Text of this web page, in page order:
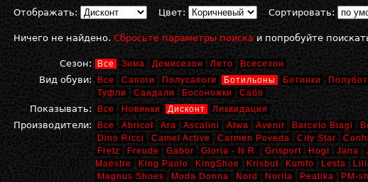
Отображать: Цвет: Сортировать:
Ничего не найдено. Сбросьте параметры поиска и попробуйте
Сезон: Все Зима Демисезон Лето Всесезон
Вид обуви: Все Сапоги Полусапоги Ботильоны Ботинки
Туфли
Сандали Босоножки Сабо
Показывать: Все Новинки Дисконт Ликвидация
Производители: Все Abricot Ara Ascalini Atwa Avenir Barcelo Biagi
Dino Ricci
Camel Active Carmen Poveda City Star
Fretz
Freude Gabor Gloria - N.R. Grisport Hogl Jana
Maestre
King Paolo KingShoe Krisbut Kumfo Lesta
Magnus Shoes
Moda Donna Nord Norita Peatika PM-